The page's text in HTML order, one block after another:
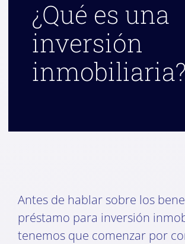
¿Qué es una
inversión
inmobiliaria?
Antes de hablar sobre los
préstamo para inversión
tenemos que comenzar por